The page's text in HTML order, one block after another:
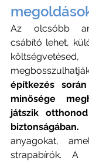
Az olcsóbb
csábító lehet,
építkezés
minősége
játszik
biztonságában.
anyagokat,
strapabírók. A